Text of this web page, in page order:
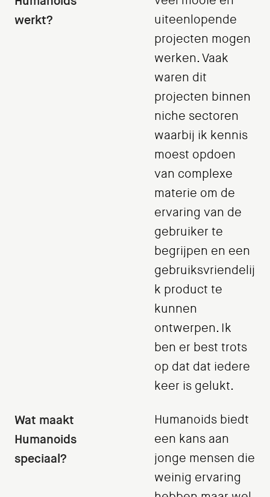
werkt?
uiteenlopende
projecten mogen
werken. Vaak
waren dit
projecten binnen
niche sectoren
waarbij ik kennis
moest opdoen
van complexe
materie om de
ervaring van de
gebruiker te
begrijpen en een
gebruiksvriendelij
k product te
kunnen
ontwerpen. Ik
ben er best trots
op dat dat iedere
keer is gelukt.
Wat maakt
Humanoids
speciaal?
Humanoids biedt
een kans aan
jonge mensen die
weinig ervaring